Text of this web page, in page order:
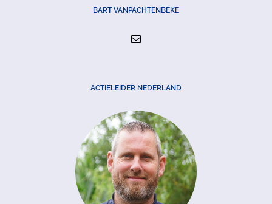
BART VANPACHTENBEKE
ACTIELEIDER NEDERLAND